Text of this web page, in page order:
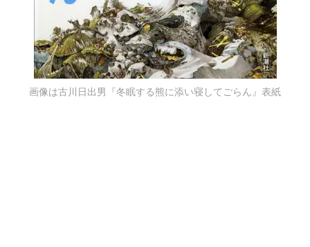
画像は古川日出男『冬眠する熊に添い寝してごらん』表紙